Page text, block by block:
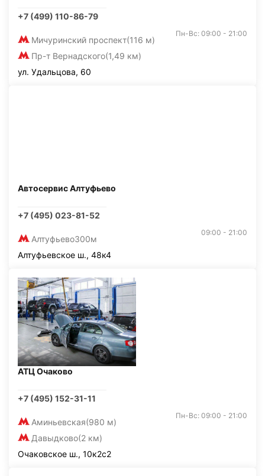
+7 (499) 110-86-79
Мичуринский проспект(116 м)
Пр-т Вернадского(1,49 км)
Пн-Вс: 09:00 - 21:00
ул. Удальцова, 60
Автосервис Алтуфьево
+7 (495) 023-81-52
Алтуфьево300м
09:00 - 21:00
Алтуфьевское ш., 48к4
АТЦ Очаково
+7 (495) 152-31-11
Аминьевская(980 м)
Давыдково(2 км)
Пн-Вс: 09:00 - 21:00
Очаковское ш., 10к2с2